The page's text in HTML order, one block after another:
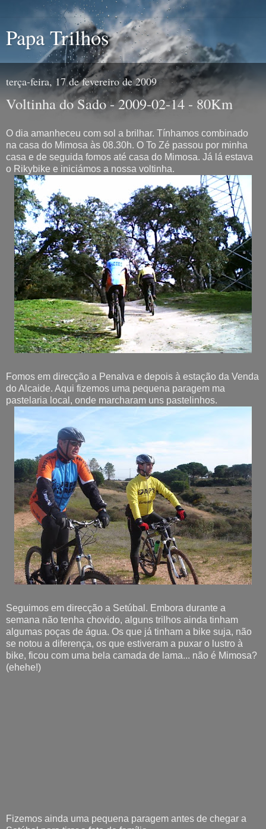
Papa Trilhos
terça-feira, 17 de fevereiro de 2009
Voltinha do Sado - 2009-02-14 - 80Km
O dia amanheceu com sol a brilhar. Tínhamos combinado
na casa do Mimosa às 08.30h. O To Zé passou por minha
casa e de seguida fomos até casa do Mimosa. Já lá estava
o Rikybike e iniciámos a nossa voltinha.
Fomos em direcção a Penalva e depois à estação da Venda
do Alcaide. Aqui fizemos uma pequena paragem ma
pastelaria local, onde marcharam uns pastelinhos.
Seguimos em direcção a Setúbal. Embora durante a
semana não tenha chovido, alguns trilhos ainda tinham
algumas poças de água. Os que já tinham a bike suja, não
se notou a diferença, os que estiveram a puxar o lustro à
bike, ficou com uma bela camada de lama... não é Mimosa?
(ehehe!)
Fizemos ainda uma pequena paragem antes de chegar a